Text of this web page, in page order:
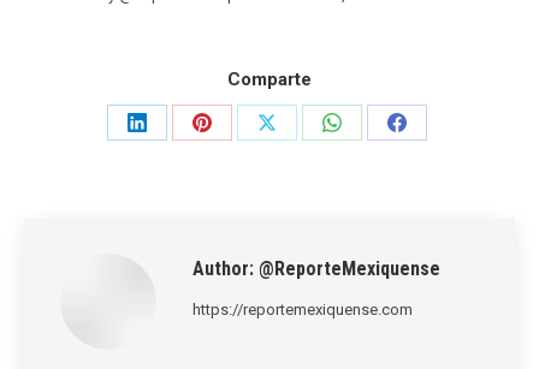
Comparte
Share
Share
Share
Share
Share
Author: @ReporteMexiquense
https://reportemexiquense.com